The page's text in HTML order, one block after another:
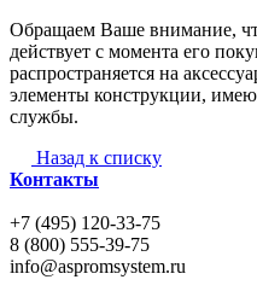
Обращаем Ваше внимание,
действует с момента его
распространяется на
элементы конструкции,
службы.
Назад к списку
Контакты
+7 (495) 120-33-75
8 (800) 555-39-75
info@aspromsystem.ru